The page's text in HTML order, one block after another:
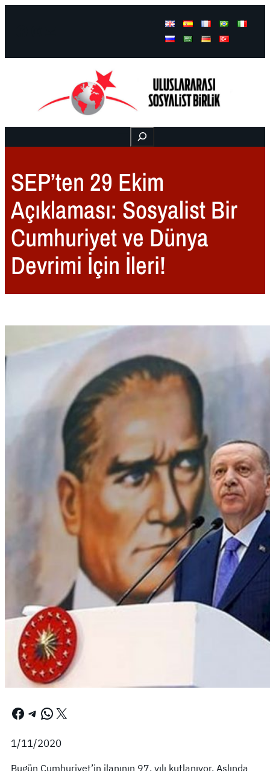
Buscar
SEP’ten 29 Ekim
Açıklaması: Sosyalist Bir
Cumhuriyet ve Dünya
Devrimi İçin İleri!
Facebook Telegram WhatsApp X
1/11/2020
Bugün Cumhuriyet’in ilanının 97. yılı kutlanıyor. Aslında